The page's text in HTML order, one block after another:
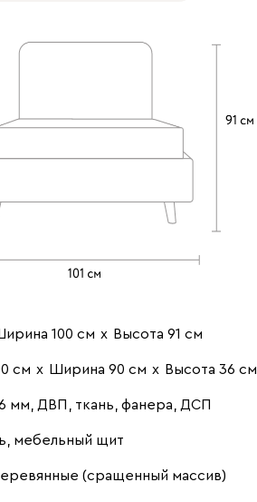
100 см х Высота 91 см
см х Ширина 90 см х Высота 36 см
мм, ДВП, ткань, фанера, ДСП
мебельный щит
(сращенный массив)